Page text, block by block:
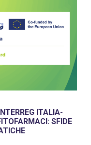
ITALIA-
SFIDE